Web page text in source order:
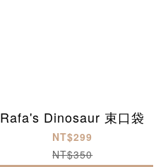
Rafa's Dinosaur 束口袋
NT$299
NT$350